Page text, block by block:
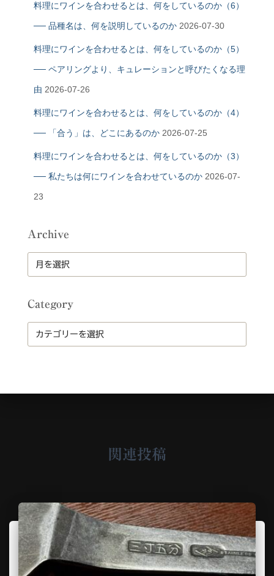
料理にワインを合わせるとは、何をしているのか（6）
── 品種名は、何を説明しているのか 2026-07-30
料理にワインを合わせるとは、何をしているのか（5）
── ペアリングより、キュレーションと呼びたくなる理
由 2026-07-26
料理にワインを合わせるとは、何をしているのか（4）
── 「合う」は、どこにあるのか 2026-07-25
料理にワインを合わせるとは、何をしているのか（3）
── 私たちは何にワインを合わせているのか 2026-07-
23
Archive
h
v
Category
o
関連投稿